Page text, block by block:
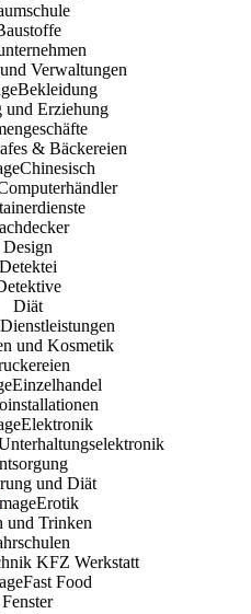
Verwaltungen
Bekleidung
und Erziehung
& Bäckereien
Chinesisch
Design
Detektei
Diät
Dienstleistungen
und Kosmetik
Einzelhandel
Elektronik
und Diät
Erotik
und Trinken
KFZ Werkstatt
Fast Food
Fenster